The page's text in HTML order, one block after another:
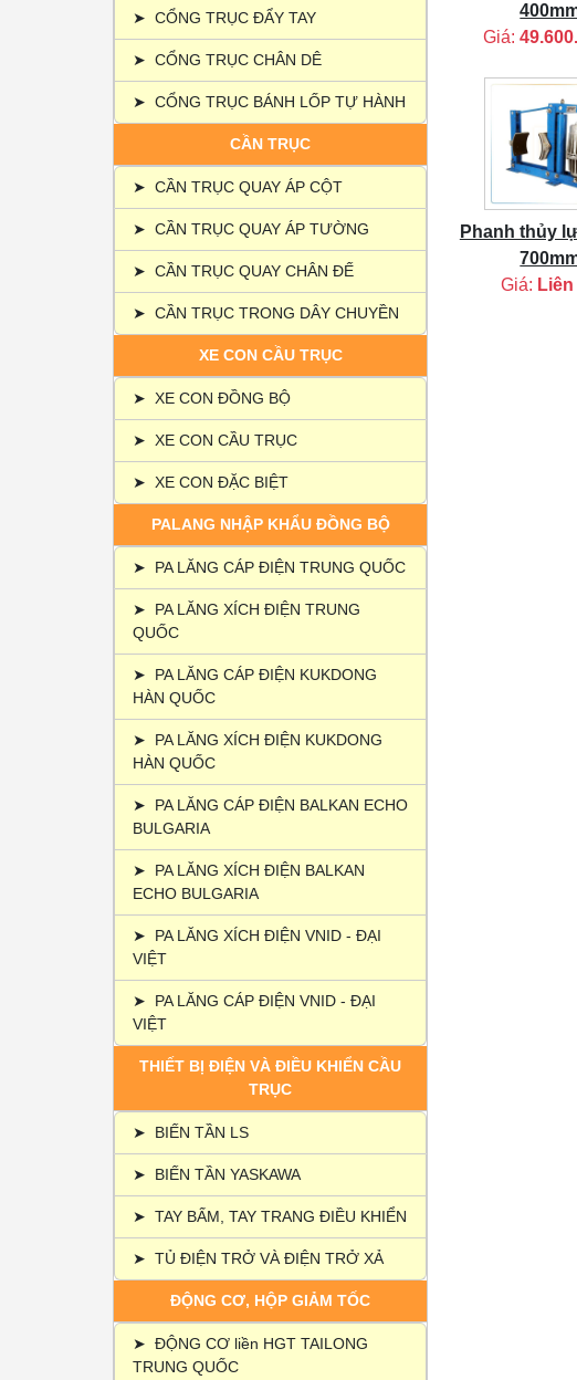
➤ CỔNG TRỤC ĐẨY TAY
➤ CỔNG TRỤC CHÂN DÊ
➤ CỔNG TRỤC BÁNH LỐP TỰ HÀNH
CẦN TRỤC
➤ CẦN TRỤC QUAY ÁP CỘT
➤ CẦN TRỤC QUAY ÁP TƯỜNG
➤ CẦN TRỤC QUAY CHÂN ĐẾ
➤ CẦN TRỤC TRONG DÂY CHUYỀN
XE CON CẦU TRỤC
➤ XE CON ĐỒNG BỘ
➤ XE CON CẦU TRỤC
➤ XE CON ĐẶC BIỆT
PALANG NHẬP KHẨU ĐỒNG BỘ
➤ PA LĂNG CÁP ĐIỆN TRUNG QUỐC
➤
PA LĂNG XÍCH ĐIỆN TRUNG
QUỐC
➤
PA LĂNG CÁP ĐIỆN KUKDONG
HÀN QUỐC
➤
PA LĂNG XÍCH ĐIỆN KUKDONG
HÀN QUỐC
➤
PA LĂNG CÁP ĐIỆN BALKAN ECHO
BULGARIA
➤
PA LĂNG XÍCH ĐIỆN BALKAN
ECHO BULGARIA
➤
PA LĂNG XÍCH ĐIỆN VNID - ĐẠI
VIỆT
➤
PA LĂNG CÁP ĐIỆN VNID - ĐẠI
VIỆT
THIẾT BỊ ĐIỆN VÀ ĐIỀU KHIỂN CẦU
TRỤC
➤ BIẾN TẦN LS
➤ BIẾN TẦN YASKAWA
➤ TAY BẤM, TAY TRANG ĐIỀU KHIỂN
➤ TỦ ĐIỆN TRỞ VÀ ĐIỆN TRỞ XẢ
ĐỘNG CƠ, HỘP GIẢM TỐC
➤ ĐỘNG CƠ liền HGT TAILONG
TRUNG QUỐC
Giá:
Phanh thủy
Giá: